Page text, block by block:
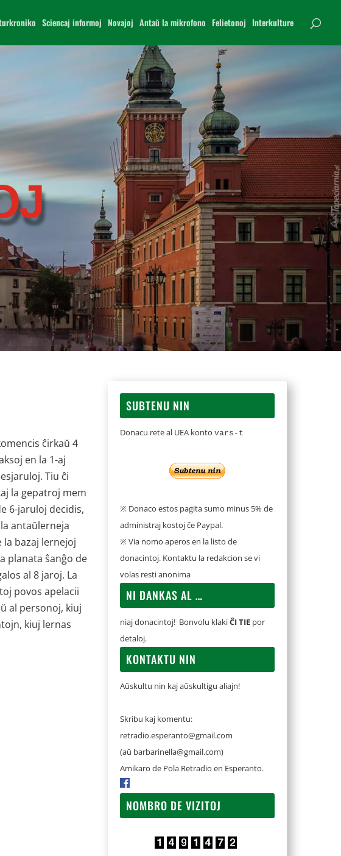
Sciencaj informoj Novajoj Antaŭ la mikrofono Felietonoj Interkulture
ĉirkaŭ 4
en la 1-aj
Tiu ĉi
la gepatroj mem
6-jaruloj decidis,
antaŭlerneja
la bazaj lernejoj
planata ŝanĝo de
al 8 jaroj. La
povos apelacii
al personoj, kiuj
kiuj lernas
SUBTENU NIN
Donacu rete al UEA konto vars-t
※ Donaco estos pagita sumo minus 5% de
administraj kostoj ĉe Paypal.
※ Via nomo aperos en la listo de
donacintoj. Kontaktu la redakcion se vi
volas resti anonima
NI DANKAS AL …
niaj donacintoj! Bonvolu klakiĈI TIEpor
detaloj.
KONTAKTU NIN
Aŭskultu nin kaj aŭskultigu aliajn!
Skribu kaj komentu:
retradio.esperanto@gmail.com
(aŭ barbarinella@gmail.com)
Amikaro de Pola Retradio en Esperanto.
NOMBRO DE VIZITOJ